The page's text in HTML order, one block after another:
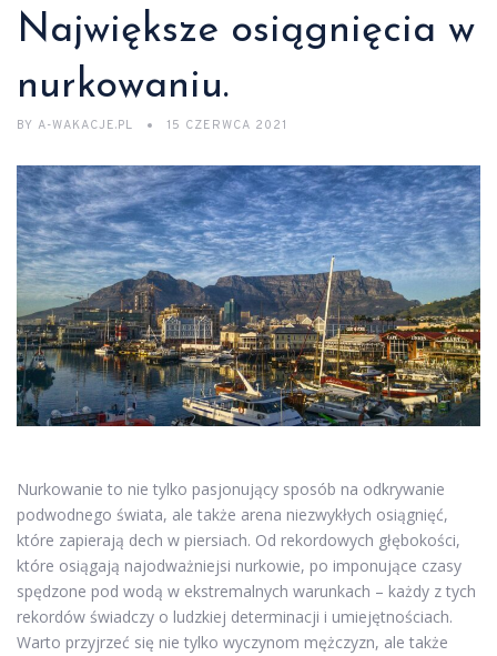
Największe osiągnięcia w
nurkowaniu.
BY A-WAKACJE.PL 15 CZERWCA 2021
Nurkowanie to nie tylko pasjonujący sposób na odkrywanie
podwodnego świata, ale także arena niezwykłych osiągnięć,
które zapierają dech w piersiach. Od rekordowych głębokości,
które osiągają najodważniejsi nurkowie, po imponujące czasy
spędzone pod wodą w ekstremalnych warunkach – każdy z tych
rekordów świadczy o ludzkiej determinacji i umiejętnościach.
Warto przyjrzeć się nie tylko wyczynom mężczyzn, ale także